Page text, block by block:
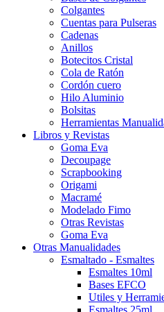
Colgantes
Cuentas para Pulseras
Cadenas
Anillos
Botecitos Cristal
Cola de Ratón
Cordón cuero
Hilo Aluminio
Bolsitas
Herramientas
Libros y Revistas
Goma Eva
Decoupage
Scrapbooking
Origami
Macramé
Modelado Fimo
Otras Revistas
Goma Eva
Otras Manualidades
Esmaltado - Esmaltes
Esmaltes 10ml
Bases EFCO
Utiles y
Esmaltes 25ml